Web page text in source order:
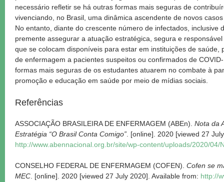
necessário refletir se há outras formas mais seguras de
vivenciando, no Brasil, uma dinâmica ascendente de novos
No entanto, diante do crescente número de infectados, inclusive
premente assegurar a atuação estratégica, segura e
que se colocam disponíveis para estar em instituições de saúde,
de enfermagem a pacientes suspeitos ou confirmados de
formas mais seguras de os estudantes atuarem no combate à
promoção e educação em saúde por meio de mídias sociais.
Referências
ASSOCIAÇÃO BRASILEIRA DE ENFERMAGEM (ABEn). Nota da
Estratégia “O Brasil Conta Comigo” . [online]. 2020 [viewed 27
http://www.abennacional.org.br/site/wp-content/uploads/2020/04/
CONSELHO FEDERAL DE ENFERMAGEM (COFEN). Cofen se
MEC . [online]. 2020 [viewed 27 July 2020]. Available from: http://